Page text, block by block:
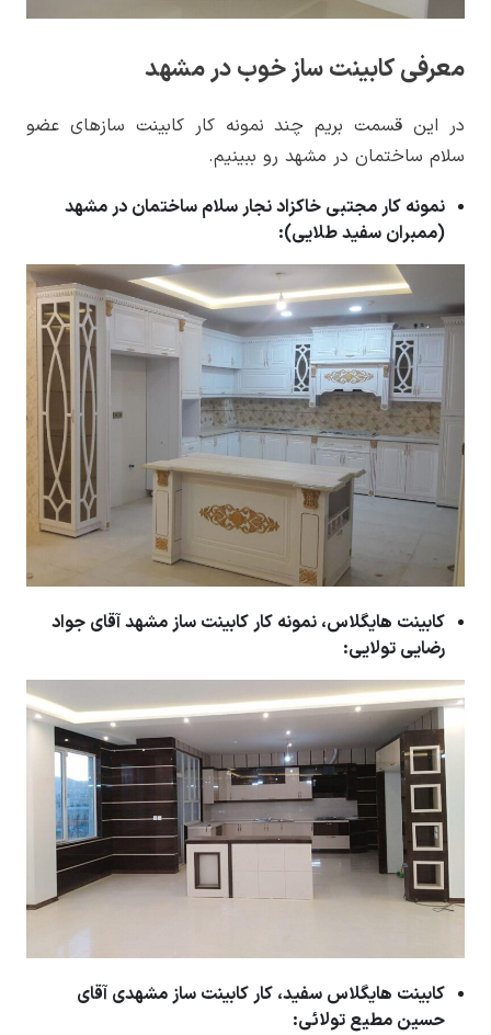
معرفی کابینت ساز خوب در مشهد
در این قسمت بریم چند نمونه کار کابینت سازهای عضو
سلام ساختمان در مشهد رو ببینیم.
نمونه کار مجتبی خاکزاد نجار سلام ساختمان در مشهد
(ممبران سفید طلایی):
کابینت هایگلاس، نمونه کار کابینت ساز مشهد آقای جواد
رضایی تولایی:
کابینت هایگلاس سفید، کار کابینت ساز مشهدی آقای
حسین مطیع تولائی: